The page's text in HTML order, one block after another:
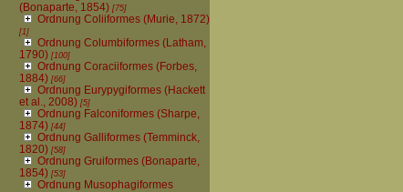
(Bonaparte, 1854)[75]
Ordnung Coliiformes (Murie, 1872)
[1]
Ordnung Columbiformes (Latham,
1790)[100]
Ordnung Coraciiformes (Forbes,
1884)[66]
Ordnung Eurypygiformes (Hackett
et al., 2008)[5]
Ordnung Falconiformes (Sharpe,
1874)[44]
Ordnung Galliformes (Temminck,
1820)[58]
Ordnung Gruiformes (Bonaparte,
1854)[53]
Ordnung Musophagiformes